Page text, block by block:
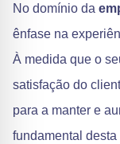
No domínio da
ênfase na
À medida que o
satisfação do
para a manter e
fundamental